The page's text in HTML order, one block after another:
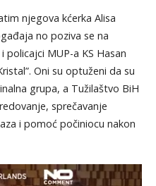
njegova kćerka Alisa
no poziva se na
MUP-a KS Hasan
Oni su optuženi da su
grupa, a Tužilaštvo BiH
sprečavanje
i pomoć počiniocu nakon